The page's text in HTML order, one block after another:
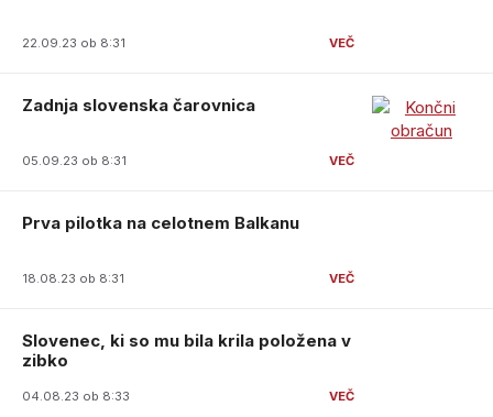
22.09.23 ob 8:31
Zadnja slovenska čarovnica
05.09.23 ob 8:31
Prva pilotka na celotnem Balkanu
18.08.23 ob 8:31
Slovenec, ki so mu bila krila položena v
zibko
04.08.23 ob 8:33